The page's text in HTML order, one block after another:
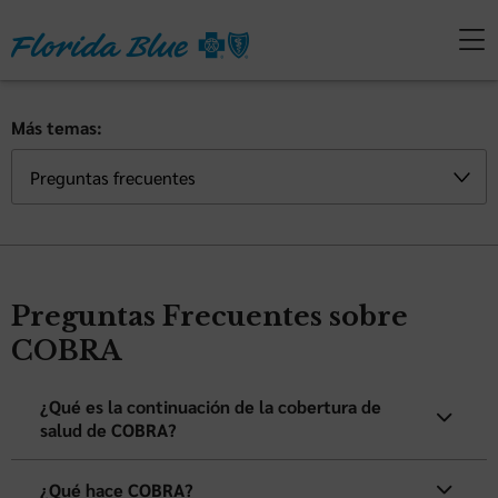
Más temas:
Preguntas Frecuentes sobre
COBRA
¿Qué es la continuación de la cobertura de
salud de COBRA?
¿Qué hace COBRA?